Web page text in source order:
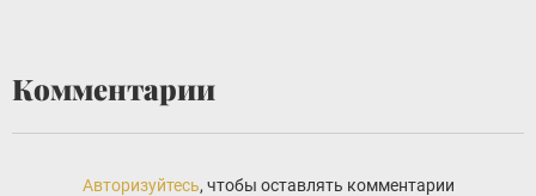
Комментарии
Авторизуйтесь, чтобы оставлять комментарии